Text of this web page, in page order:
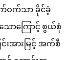
က်ဝက်သာ ခိုင်ခံ့
ောကြောင့် စွယ်စုံ
းအားမြင့် အက်စီ